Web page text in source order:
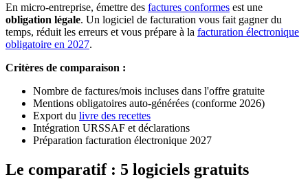
En micro-entreprise, émettre des factures conformes est une
obligation légale. Un logiciel de facturation vous fait gagner du
temps, réduit les erreurs et vous prépare à la facturation électronique
obligatoire en 2027.
Critères de comparaison :
Nombre de factures/mois incluses dans l'offre gratuite
Mentions obligatoires auto-générées (conforme 2026)
Export du livre des recettes
Intégration URSSAF et déclarations
Préparation facturation électronique 2027
Le comparatif : 5 logiciels gratuits